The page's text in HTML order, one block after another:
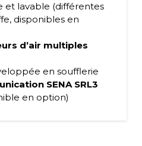
et lavable (différentes
disponibles en
d’air multiples
en soufflerie
SENA SRL3
en option)